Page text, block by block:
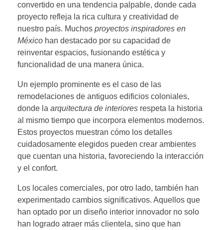
convertido en una tendencia palpable, donde cada
proyecto refleja la rica cultura y creatividad de
nuestro país. Muchos proyectos inspiradores en
México han destacado por su capacidad de
reinventar espacios, fusionando estética y
funcionalidad de una manera única.
Un ejemplo prominente es el caso de las
remodelaciones de antiguos edificios coloniales,
donde la arquitectura de interiores respeta la historia
al mismo tiempo que incorpora elementos modernos.
Estos proyectos muestran cómo los detalles
cuidadosamente elegidos pueden crear ambientes
que cuentan una historia, favoreciendo la interacción
y el confort.
Los locales comerciales, por otro lado, también han
experimentado cambios significativos. Aquellos que
han optado por un diseño interior innovador no solo
han logrado atraer más clientela, sino que han